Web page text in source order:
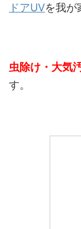
ドアUVを我が
虫除け・大気
す。